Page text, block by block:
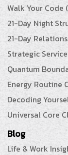
Walk Your Code
21-Day Night
21-Day
Strategic
Quantum
Energy Routine
Decoding
Universal Core
Blog
Life & Work